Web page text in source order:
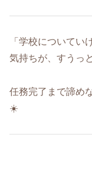
「学校についてい
気持ちが、すうっ
任務完了まで諦め
☀️